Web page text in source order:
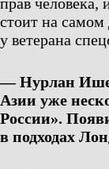
стоит на самом
у ветерана
— Нурлан
Азии уже
России».
в подходах